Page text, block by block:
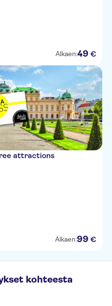
Alkaen:49 €
attractions
Alkaen:99 €
kohteesta